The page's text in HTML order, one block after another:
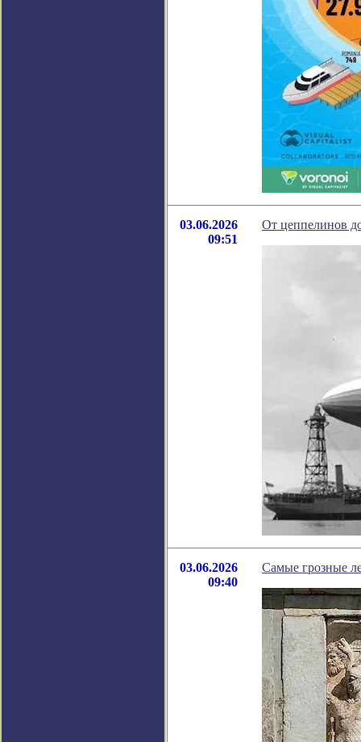
03.06.2026
09:51
От цеппелинов
03.06.2026
09:40
Самые грозные